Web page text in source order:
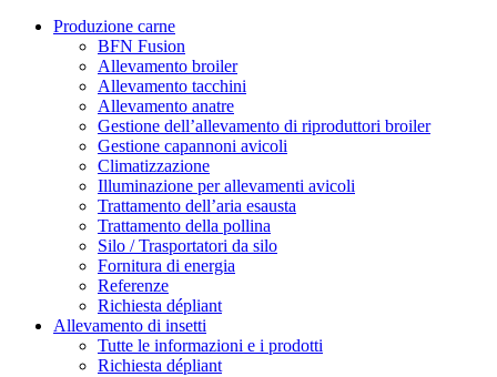
Produzione carne
BFN Fusion
Allevamento broiler
Allevamento tacchini
Allevamento anatre
Gestione dell’allevamento di riproduttori broiler
Gestione capannoni avicoli
Climatizzazione
Illuminazione per allevamenti avicoli
Trattamento dell’aria esausta
Trattamento della pollina
Silo / Trasportatori da silo
Fornitura di energia
Referenze
Richiesta dépliant
Allevamento di insetti
Tutte le informazioni e i prodotti
Richiesta dépliant